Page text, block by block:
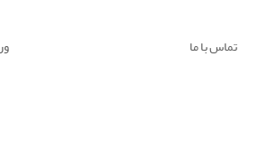
تماس با ما